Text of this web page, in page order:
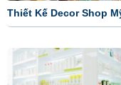
Thiết Kế Decor Shop